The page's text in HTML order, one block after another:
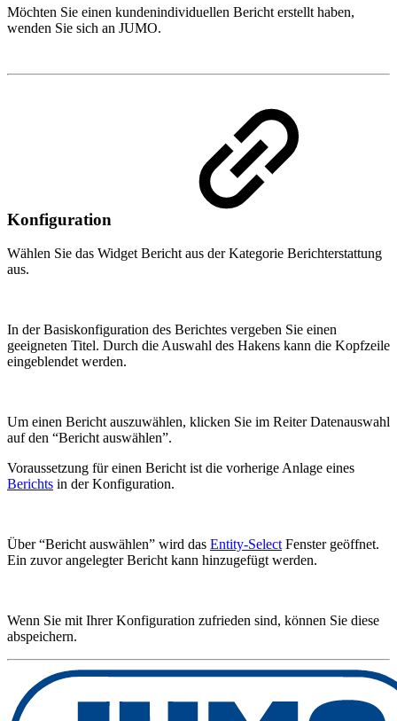
Möchten Sie einen kundenindividuellen Bericht erstellt haben,
wenden Sie sich an JUMO.
Konfiguration
Wählen Sie das Widget Bericht aus der Kategorie Berichterstattung
aus.
In der Basiskonfiguration des Berichtes vergeben Sie einen
geeigneten Titel. Durch die Auswahl des Hakens kann die Kopfzeile
eingeblendet werden.
Um einen Bericht auszuwählen, klicken Sie im Reiter Datenauswahl
auf den “Bericht auswählen”.
Voraussetzung für einen Bericht ist die vorherige Anlage eines
Berichts in der Konfiguration.
Über “Bericht auswählen” wird das Entity-SelectFenster geöffnet.
Ein zuvor angelegter Bericht kann hinzugefügt werden.
Wenn Sie mit Ihrer Konfiguration zufrieden sind, können Sie diese
abspeichern.